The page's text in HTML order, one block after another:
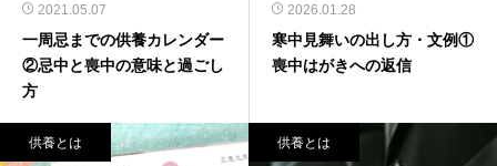
2021.05.07
一周忌までの供養カレンダー
②忌中と喪中の意味と過ごし
方
2026.01.28
寒中見舞いの出し方・文例①
喪中はがきへの返信
供養とは 供養とは